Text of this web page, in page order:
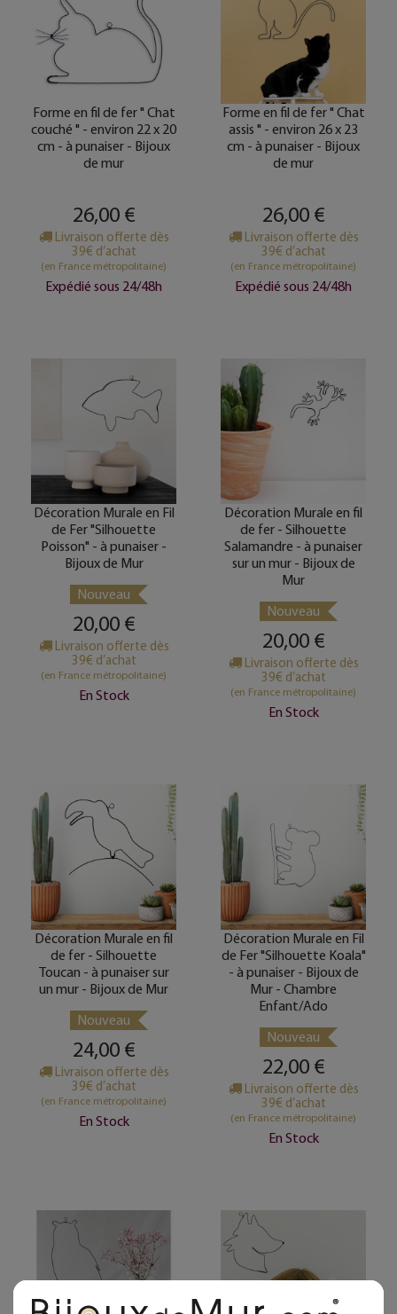
Forme en fil de fer " Chat
couché " - environ 22 x 20
cm - à punaiser - Bijoux
de mur
26,00 €
Livraison offerte dès
39€ d’achat
(en France métropolitaine)
Expédié sous 24/48h
Forme en fil de fer " Chat
assis " - environ 26 x 23
cm - à punaiser - Bijoux
de mur
26,00 €
Livraison offerte dès
39€ d’achat
(en France métropolitaine)
Expédié sous 24/48h
Décoration Murale en Fil
de Fer "Silhouette
Poisson" - à punaiser -
Bijoux de Mur
Nouveau
20,00 €
Livraison offerte dès
39€ d’achat
(en France métropolitaine)
En Stock
Décoration Murale en fil
de fer - Silhouette
Salamandre - à punaiser
sur un mur - Bijoux de
Mur
Nouveau
20,00 €
Livraison offerte dès
39€ d’achat
(en France métropolitaine)
En Stock
Décoration Murale en fil
de fer - Silhouette
Toucan - à punaiser sur
un mur - Bijoux de Mur
Nouveau
24,00 €
Livraison offerte dès
39€ d’achat
(en France métropolitaine)
En Stock
Décoration Murale en Fil
de Fer "Silhouette Koala"
- à punaiser - Bijoux de
Mur - Chambre
Enfant/Ado
Nouveau
22,00 €
Livraison offerte dès
39€ d’achat
(en France métropolitaine)
En Stock